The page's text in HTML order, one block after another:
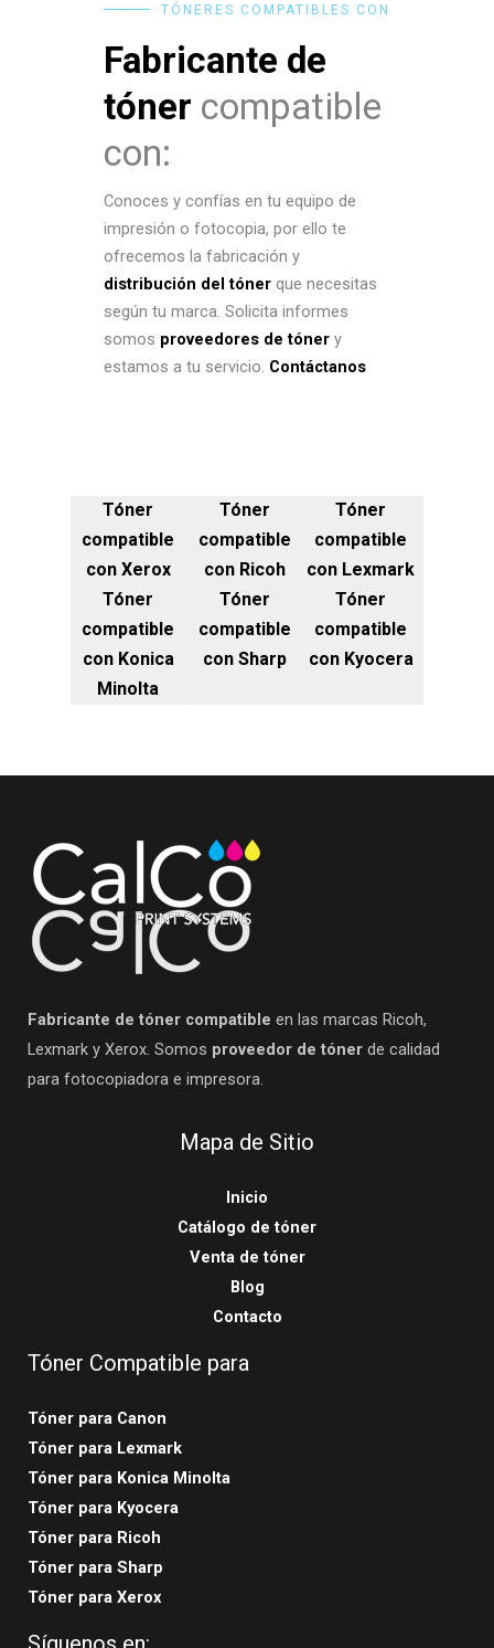
TÓNERES COMPATIBLES CON
Fabricante de
tóner compatible
con:
Conoces y confías en tu equipo de
impresión o fotocopia, por ello te
ofrecemos la fabricación y
distribución del tóner que necesitas
según tu marca. Solicita informes
somos proveedores de tóner y
estamos a tu servicio. Contáctanos
Tóner
compatible
con Xerox
Tóner
compatible
con Ricoh
Tóner
compatible
con Lexmark
Tóner
compatible
con Konica
Minolta
Tóner
compatible
con Sharp
Tóner
compatible
con Kyocera
Fabricante de tóner compatible en las marcas Ricoh,
Lexmark y Xerox. Somos proveedor de tóner de calidad
para fotocopiadora e impresora.
Mapa de Sitio
Inicio
Catálogo de tóner
Venta de tóner
Blog
Contacto
Tóner Compatible para
Tóner para Canon
Tóner para Lexmark
Tóner para Konica Minolta
Tóner para Kyocera
Tóner para Ricoh
Tóner para Sharp
Tóner para Xerox